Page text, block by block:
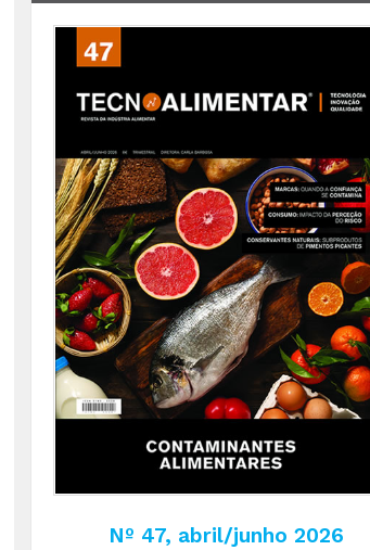
Nº 47, abril/junho 2026